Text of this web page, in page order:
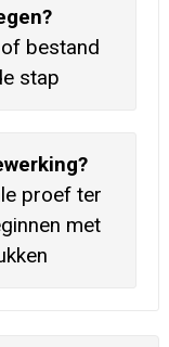
bestand
stap
proef ter
met